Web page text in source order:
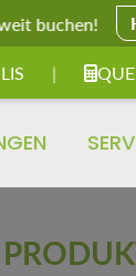
buchen!
|